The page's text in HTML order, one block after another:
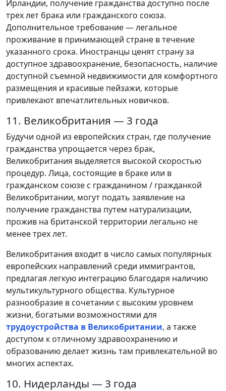
Ирландии, получение гражданства доступно после
трех лет брака или гражданского союза.
Дополнительное требование — легальное
проживание в принимающей стране в течение
указанного срока. Иностранцы ценят страну за
доступное здравоохранение, безопасность, наличие
доступной съемной недвижимости для комфортного
размещения и красивые пейзажи, которые
привлекают впечатлительных новичков.
11. Великобритания — 3 года
Будучи одной из европейских стран, где получение
гражданства упрощается через брак,
Великобритания выделяется высокой скоростью
процедур. Лица, состоящие в браке или в
гражданском союзе с гражданином / гражданкой
Великобритании, могут подать заявление на
получение гражданства путем натурализации,
прожив на британской территории легально не
менее трех лет.
Великобритания входит в число самых популярных
европейских направлений среди иммигрантов,
предлагая легкую интеграцию благодаря наличию
мультикультурного общества. Культурное
разнообразие в сочетании с высоким уровнем
жизни, богатыми возможностями для
трудоустройства в Великобритании, а также
доступом к отличному здравоохранению и
образованию делает жизнь там привлекательной во
многих аспектах.
10. Нидерланды — 3 года